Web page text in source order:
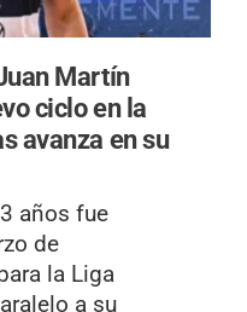
Martín
ciclo en la
avanza en su
años fue
de
la Liga
a su